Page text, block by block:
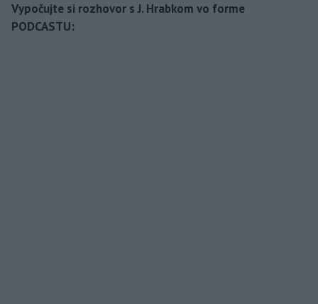
Vypočujte si rozhovor s J. Hrabkom vo forme
PODCASTU: